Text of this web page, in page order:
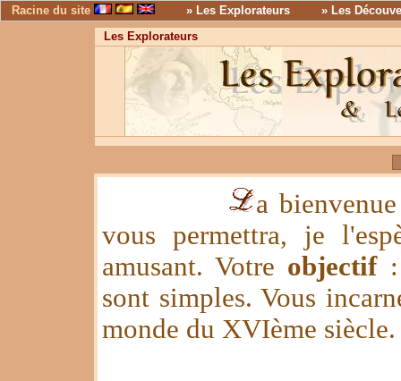
Racine du site » Les Explorateurs
» Les
Les Explorateurs
a
vous permettra, je
amusant. Votre objectif:
sont simples. Vous
monde du XVIème siècle.